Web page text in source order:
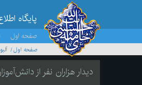
پایگاه
صفحه اول
صفحه اول
دیدار هزاران نفر از